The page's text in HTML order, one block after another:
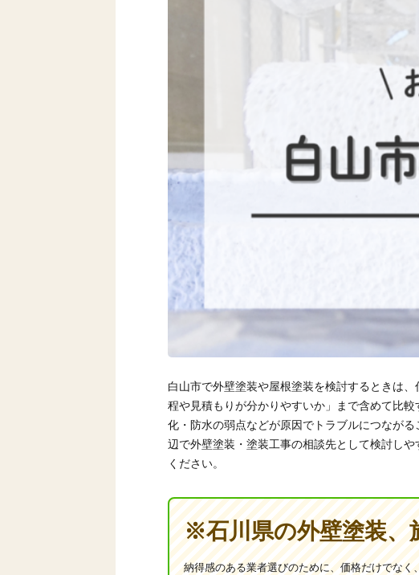
白山市で外壁塗装や屋根塗装を検討するときは
程や見積もりが分かりやすいか」まで含めて比
化・防水の弱点などが原因でトラブルにつなが
辺で外壁塗装・塗装工事の相談先として検討し
ください。
※石川県の外壁塗装、
納得感のある業者選びのために、価格だけでな